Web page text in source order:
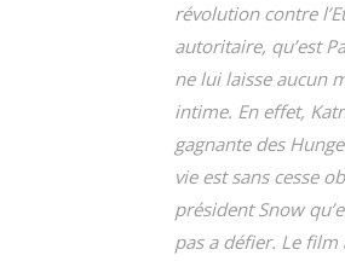
révolution contre
autoritaire, qu’est
ne lui laisse aucun
intime. En effet,
gagnante des
vie est sans cesse
président Snow
pas a défier. Le film